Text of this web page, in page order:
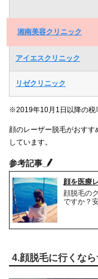
湘南美容クリニック
アイエスクリニック
リゼクリニック
※2019年10月1日以降の税
顔のレーザー脱毛がおす
しています。
参考記事
顔を医療
顔脱毛の
ですか？
4.顔脱毛に行くな